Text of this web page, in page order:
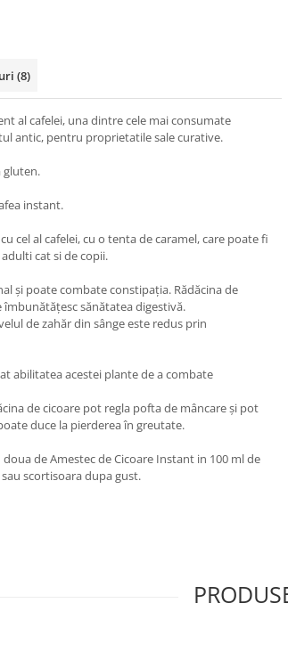
(8)
al cafelei, una dintre cele mai consumate
antic, pentru proprietatile sale curative.
gluten.
instant.
cel al cafelei, cu o tenta de caramel, care poate fi
cat si de copii.
și poate combate constipația. Rădăcina de
îmbunătățesc sănătatea digestivă.
de zahăr din sânge este redus prin
abilitatea acestei plante de a combate
de cicoare pot regla pofta de mâncare și pot
duce la pierderea în greutate.
de Amestec de Cicoare Instant in 100 ml de
scortisoara dupa gust.